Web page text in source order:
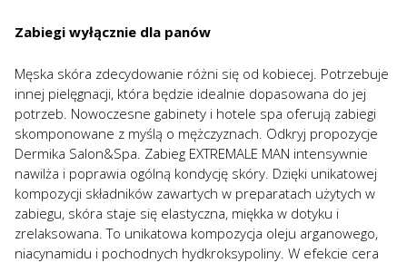
Zabiegi wyłącznie dla panów
Męska skóra zdecydowanie różni się od kobiecej. Potrzebuje
innej pielęgnacji, która będzie idealnie dopasowana do jej
potrzeb. Nowoczesne gabinety i hotele spa oferują zabiegi
skomponowane z myślą o mężczyznach. Odkryj propozycje
Dermika Salon&Spa. Zabieg EXTREMALE MAN intensywnie
nawilża i poprawia ogólną kondycję skóry. Dzięki unikatowej
kompozycji składników zawartych w preparatach użytych w
zabiegu, skóra staje się elastyczna, miękka w dotyku i
zrelaksowana. To unikatowa kompozycja oleju arganowego,
niacynamidu i pochodnych hydkroksypoliny. W efekcie cera